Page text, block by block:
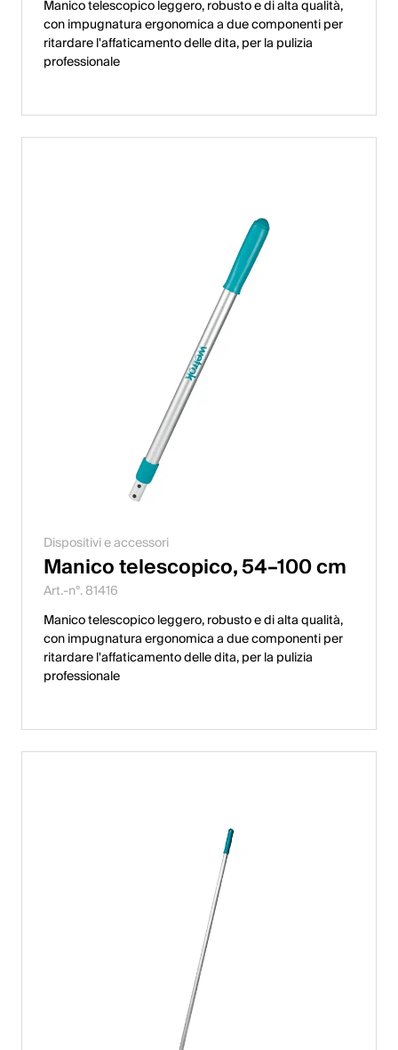
Manico telescopico leggero, robusto e di alta qualità,
con impugnatura ergonomica a due componenti per
ritardare l'affaticamento delle dita, per la pulizia
professionale
Dispositivi e accessori
Manico telescopico, 54–100 cm
Art.-n°. 81416
Manico telescopico leggero, robusto e di alta qualità,
con impugnatura ergonomica a due componenti per
ritardare l'affaticamento delle dita, per la pulizia
professionale